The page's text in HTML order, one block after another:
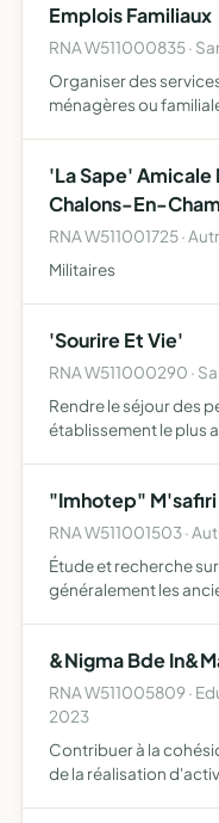
Emplois Familiaux
RNA W511000835 ·
Organiser des
ménagères ou
…
'La Sape' Amicale
Chalons-En-
RNA W511001725 ·
Militaires
'Sourire Et Vie'
RNA W511000290 ·
Rendre le séjour des
établissement le plus
c…
"Imhotep" M'safiri
RNA W511001503 ·
Étude et recherche
généralement les
l'Humanité, el…
&Nigma Bde
RNA W511005809 ·
2023
Contribuer à la
de la réalisation